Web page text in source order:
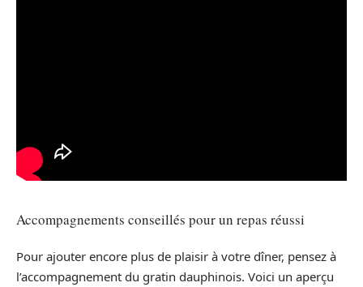
Accompagnements conseillés pour un repas réussi
Pour ajouter encore plus de plaisir à votre dîner, pensez à
l’accompagnement du gratin dauphinois. Voici un aperçu